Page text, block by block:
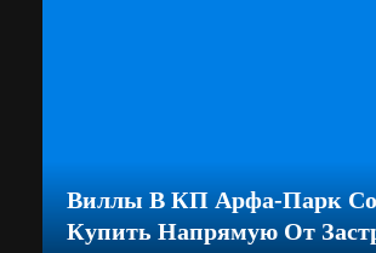
Виллы В КП Арфа-Парк
Купить Напрямую От